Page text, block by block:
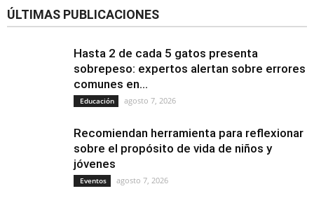
ÚLTIMAS PUBLICACIONES
Hasta 2 de cada 5 gatos presenta
sobrepeso: expertos alertan sobre errores
comunes en...
Educación agosto 7, 2026
Recomiendan herramienta para reflexionar
sobre el propósito de vida de niños y
jóvenes
Eventos agosto 7, 2026